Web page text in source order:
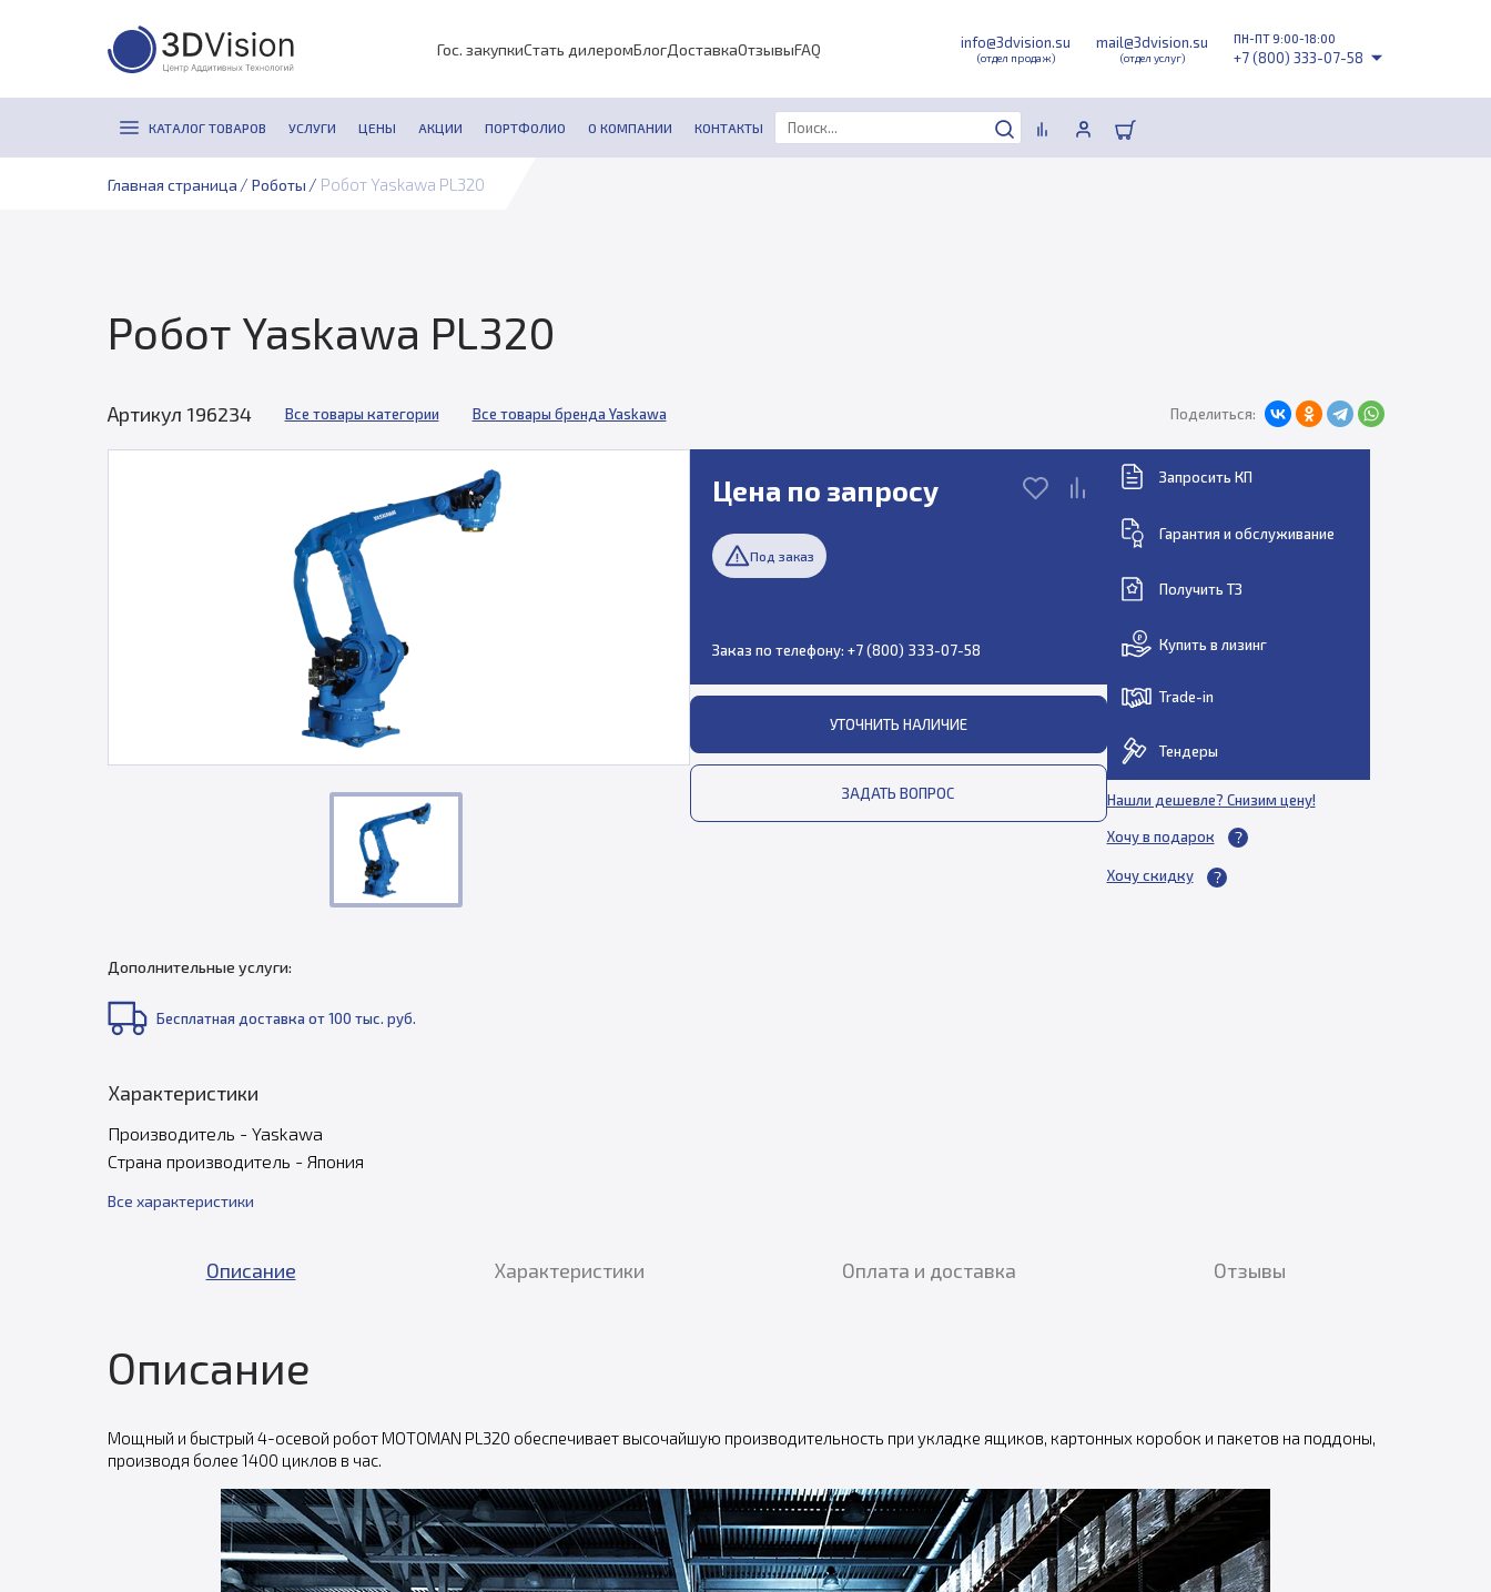
Гос. закупкиСтать дилеромБлогДоставкаОтзывыFAQ info@3dvision.su
(отдел продаж)
mail@3dvision.su
(отдел услуг)
ПН-ПТ 9:00-18:00
+7 (800) 333-07-58
КАТАЛОГ ТОВАРОВ УСЛУГИ ЦЕНЫ АКЦИИ ПОРТФОЛИО О КОМПАНИИ КОНТАКТЫ
Главная страница / Роботы / Робот Yaskawa PL320
Робот Yaskawa PL320
Артикул 196234 Все товары категории Все товары бренда Yaskawa Поделиться:
Цена по запросу
Под заказ
Заказ по телефону: +7 (800) 333-07-58
УТОЧНИТЬ НАЛИЧИЕ
ЗАДАТЬ ВОПРОС
Запросить КП
Гарантия и обслуживание
Получить ТЗ
Купить в лизинг
Trade-in
Тендеры
Нашли дешевле? Снизим цену!
Хочу в подарок
Хочу скидку
Дополнительные услуги:
Бесплатная доставка от 100 тыс. руб.
Характеристики
Производитель - Yaskawa
Страна производитель - Япония
Все характеристики
Описание Характеристики Оплата и доставка Отзывы
Описание
Мощный и быстрый 4-осевой робот MOTOMAN PL320 обеспечивает высочайшую производительность при укладке ящиков, картонных коробок и пакетов на поддоны,
производя более 1400 циклов в час.